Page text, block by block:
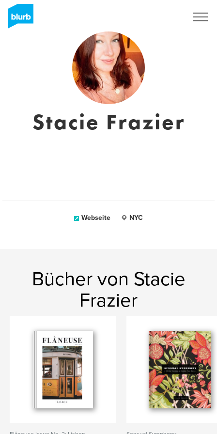
Stacie Frazier
Webseite NYC
Bücher von Stacie
Frazier